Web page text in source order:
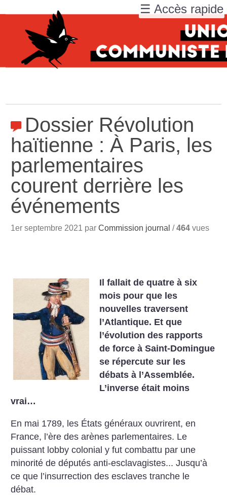
Dossier Révolution
haïtienne : À Paris, les
parlementaires
courent derrière les
événements
1er septembre 2021 parCommission journal /464 vues
Il fallait de quatre à six
mois pour que les
nouvelles traversent
l’Atlantique. Et que
l’évolution des rapports
de force à Saint-Domingue
se répercute sur les
débats à l’Assemblée.
L’inverse était moins
vrai…
En mai 1789, les États généraux ouvrirent, en
France, l’ère des arènes parlementaires. Le
puissant lobby colonial y fut combattu par une
minorité de députés anti-esclavagistes... Jusqu’à
ce que l’insurrection des esclaves tranche le
débat.
☰ Accès rapide